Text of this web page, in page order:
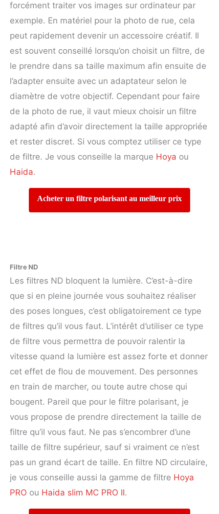
forcément traiter vos images sur ordinateur par
exemple. En matériel pour la photo de rue, cela
peut rapidement devenir un accessoire créatif. Il
est souvent conseillé lorsqu’on choisit un filtre, de
le prendre dans sa taille maximum afin ensuite de
l’adapter ensuite avec un adaptateur selon le
diamètre de votre objectif. Cependant pour faire
de la photo de rue, il vaut mieux choisir un filtre
adapté afin d’avoir directement la taille appropriée
et rester discret. Si vous comptez utiliser ce type
de filtre. Je vous conseille la marque Hoya ou
Haida.
Acheter un filtre polarisant au meilleur prix
Filtre ND
Les filtres ND bloquent la lumière. C’est-à-dire
que si en pleine journée vous souhaitez réaliser
des poses longues, c’est obligatoirement ce type
de filtres qu’il vous faut. L’intérêt d’utiliser ce type
de filtre vous permettra de pouvoir ralentir la
vitesse quand la lumière est assez forte et donner
cet effet de flou de mouvement. Des personnes
en train de marcher, ou toute autre chose qui
bougent. Pareil que pour le filtre polarisant, je
vous propose de prendre directement la taille de
filtre qu’il vous faut. Ne pas s’encombrer d’une
taille de filtre supérieur, sauf si vraiment ce n’est
pas un grand écart de taille. En filtre ND circulaire,
je vous conseille aussi la gamme de filtre Hoya
PRO ou Haida slim MC PRO II.